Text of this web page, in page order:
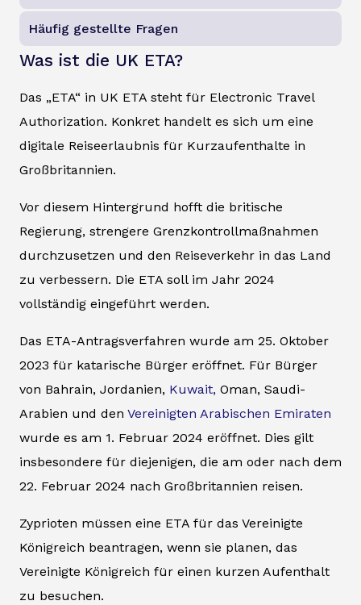
Häufig gestellte Fragen
Was ist die UK ETA?
Das „ETA“ in UK ETA steht für Electronic Travel
Authorization. Konkret handelt es sich um eine
digitale Reiseerlaubnis für Kurzaufenthalte in
Großbritannien.
Vor diesem Hintergrund hofft die britische
Regierung, strengere Grenzkontrollmaßnahmen
durchzusetzen und den Reiseverkehr in das Land
zu verbessern. Die ETA soll im Jahr 2024
vollständig eingeführt werden.
Das ETA-Antragsverfahren wurde am 25. Oktober
2023 für katarische Bürger eröffnet. Für Bürger
von Bahrain, Jordanien, Kuwait, Oman, Saudi-
Arabien und den Vereinigten Arabischen Emiraten
wurde es am 1. Februar 2024 eröffnet. Dies gilt
insbesondere für diejenigen, die am oder nach dem
22. Februar 2024 nach Großbritannien reisen.
Zyprioten müssen eine ETA für das Vereinigte
Königreich beantragen, wenn sie planen, das
Vereinigte Königreich für einen kurzen Aufenthalt
zu besuchen.